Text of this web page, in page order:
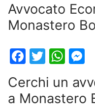
Avvocato
Monastero
Facebook
Twitter
Cerchi un
a Monastero